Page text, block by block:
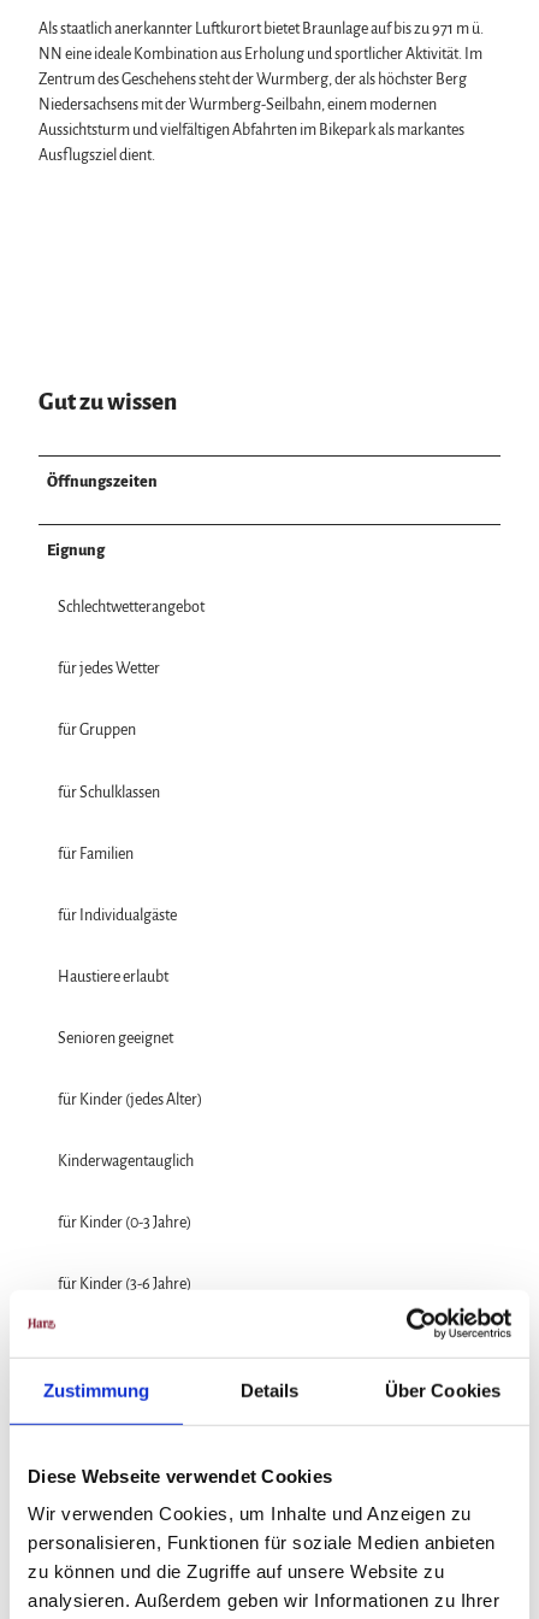
Zustimmung Details Über Cookies
Diese Webseite verwendet Cookies
Wir verwenden Cookies, um Inhalte und Anzeigen zu
personalisieren, Funktionen für soziale Medien anbieten
zu können und die Zugriffe auf unsere Website zu
analysieren. Außerdem geben wir Informationen zu Ihrer
Als staatlich anerkannter Luftkurort bietet Braunlage auf bis zu 971 m ü.
NN eine ideale Kombination aus Erholung und sportlicher Aktivität. Im
Zentrum des Geschehens steht der Wurmberg, der als höchster Berg
Niedersachsens mit der Wurmberg-Seilbahn, einem modernen
Aussichtsturm und vielfältigen Abfahrten im Bikepark als markantes
Ausflugsziel dient.
Gut zu wissen
Öffnungszeiten
Eignung
Schlechtwetterangebot
für jedes Wetter
für Gruppen
für Schulklassen
für Familien
für Individualgäste
Haustiere erlaubt
Senioren geeignet
für Kinder (jedes Alter)
Kinderwagentauglich
für Kinder (0-3 Jahre)
für Kinder (3-6 Jahre)
Zahlungsmöglichkeiten
kostenfrei, Apple Pay, Barzahlung vor Ort, Mastercard, Visa, Girocard/EC-